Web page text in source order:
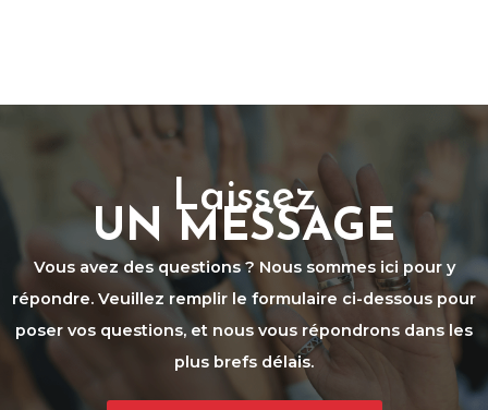
Laissez
UN MESSAGE
Vous avez des questions ? Nous sommes ici pour y
répondre. Veuillez remplir le formulaire ci-dessous pour
poser vos questions, et nous vous répondrons dans les
plus brefs délais.